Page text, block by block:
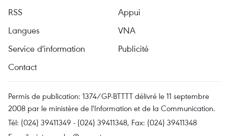
RSS
Appui
Langues
VNA
Service d'information
Publicité
Contact
Permis de publication: 1374/GP-BTTTT délivré le 11 septembre
2008 par le ministère de l'Information et de la Communication.
Tél: (024) 39411349 - (024) 39411348, Fax: (024) 39411348